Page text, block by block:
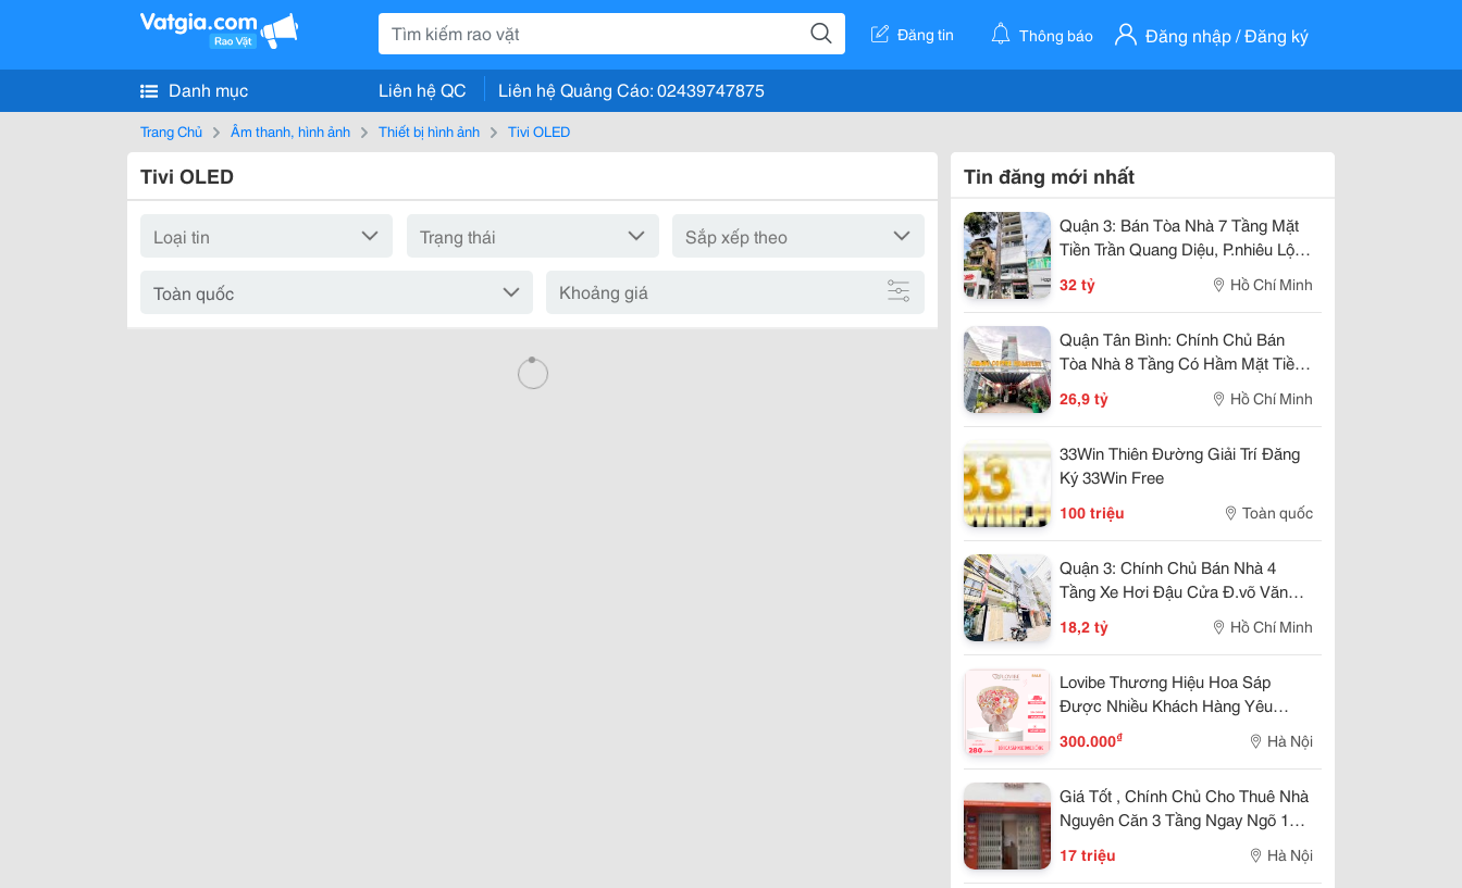
Đăng tin Thông báo Đăng nhập / Đăng ký
Danh mục Liên hệ QC Liên hệ Quảng Cáo: 02439747875
Trang Chủ Âm thanh, hình ảnh Thiết bị hình ảnh Tivi OLED
Tivi OLED
Khoảng giá
Tin đăng mới nhất
Quận 3: Bán Tòa Nhà 7 Tầng Mặt
Tiền Trần Quang Diệu, P.nhiêu Lộc-
Dt 6M*10M Vuông Đẹp- Nhà 2 Mt
Thoáng- Chính Chủ Chào Giá Chỉ
32T
32 tỷ Hồ Chí Minh
Quận Tân Bình: Chính Chủ Bán
Tòa Nhà 8 Tầng Có Hầm Mặt Tiền
Phạm Văn Bạch, P.tân Sơn- View
Trực Diện Ngắm Máy Bay Đỉnh- Dt
26,9 tỷ Hồ Chí Minh
33Win Thiên Đường Giải Trí Đăng
Ký 33Win Free
100 triệu Toàn quốc
Quận 3: Chính Chủ Bán Nhà 4
Tầng Xe Hơi Đậu Cửa Đ.võ Văn
Tần, P.bàn Cờ - Dt 4,2M*22M Sh
Vuông Đẹp - Giá Chào Tốt Chỉ
18,2T-
18,2 tỷ Hồ Chí Minh
Lovibe Thương Hiệu Hoa Sáp
Được Nhiều Khách Hàng Yêu
300.000₫ Hà Nội
Giá Tốt , Chính Chủ Cho Thuê Nhà
Nguyên Căn 3 Tầng Ngay Ngõ 109
Trường Chinh, Thanh Xuân, Hà Nội
17 triệu Hà Nội